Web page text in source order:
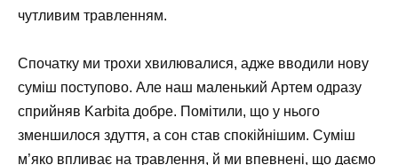
чутливим травленням.
Спочатку ми трохи хвилювалися, адже вводили нову
суміш поступово. Але наш маленький Артем одразу
сприйняв Karbita добре. Помітили, що у нього
зменшилося здуття, а сон став спокійнішим. Суміш
м’яко впливає на травлення, й ми впевнені, що даємо